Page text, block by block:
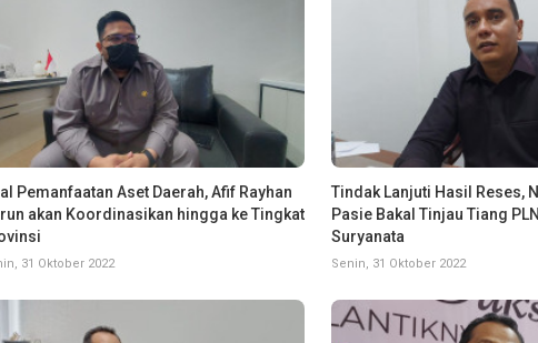
Pemanfaatan Aset Daerah, Afif Rayhan
akan Koordinasikan hingga ke Tingkat
31 Oktober 2022
Tindak Lanjuti Hasil Reses,
Pasie Bakal Tinjau Tiang
Suryanata
Senin, 31 Oktober 2022